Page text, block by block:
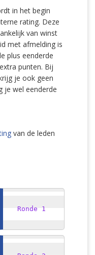
in het begin
rating. Deze
van winst
met afmelding is
plus eenderde
punten. Bij
je ook geen
je wel eenderde
van de leden
Ronde 1